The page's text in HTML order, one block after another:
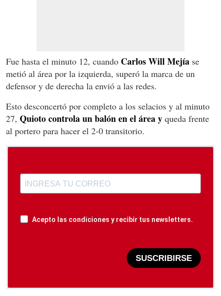
Fue hasta el minuto 12, cuando Carlos Will Mejía se
metió al área por la izquierda, superó la marca de un
defensor y de derecha la envió a las redes.
Esto desconcertó por completo a los selacios y al minuto
27, Quioto controla un balón en el área y queda frente
al portero para hacer el 2-0 transitorio.
Acepto las condiciones y recibir tus newsletters.
SUSCRIBIRSE